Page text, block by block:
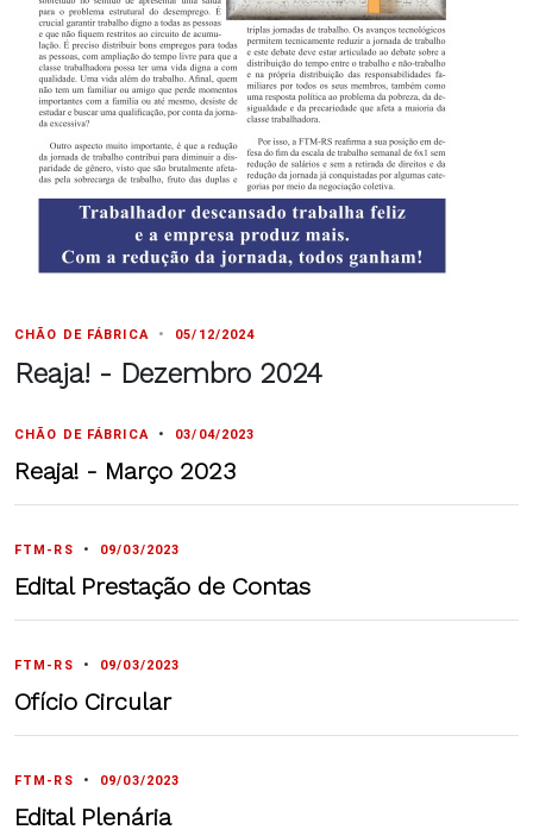
CHÃO DE FÁBRICA • 05/12/2024
Reaja! - Dezembro 2024
CHÃO DE FÁBRICA • 03/04/2023
Reaja! - Março 2023
FTM-RS • 09/03/2023
Edital Prestação de Contas
FTM-RS • 09/03/2023
Ofício Circular
FTM-RS • 09/03/2023
Edital Plenária